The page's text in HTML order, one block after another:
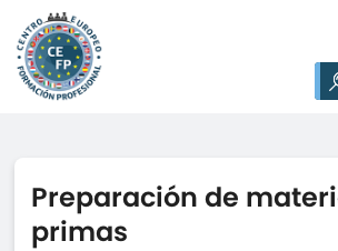
Preparación de
primas